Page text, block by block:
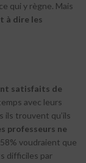
qui y règne. Mais
à dire les
satisfaits de
avec leurs
ils trouvent qu’ils
professeurs ne
voudraient que
difficiles par